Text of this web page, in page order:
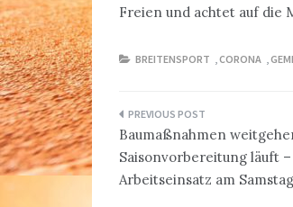
Freien und achtet auf die
BREITENSPORT ,CORONA ,
Baumaßnahmen
Saisonvorbereitung läuft
Arbeitseinsatz am